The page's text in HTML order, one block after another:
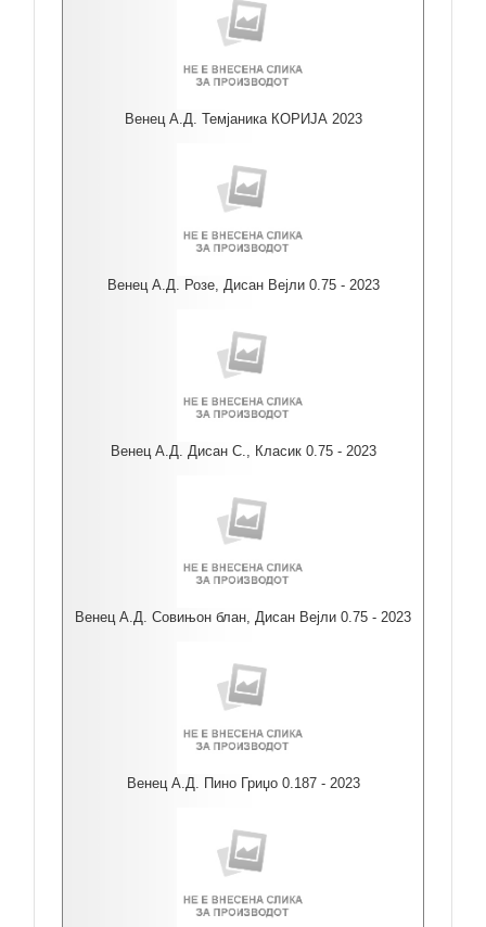
Венец А.Д. Темјаника КОРИЈА 2023
Венец А.Д. Розе, Дисан Вејли 0.75 - 2023
Венец А.Д. Дисан С., Класик 0.75 - 2023
Венец А.Д. Совињон блан, Дисан Вејли 0.75 - 2023
Венец А.Д. Пино Гриџо 0.187 - 2023